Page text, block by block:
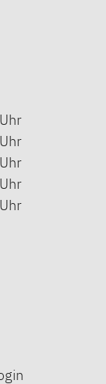
Uhr
Uhr
Uhr
Uhr
Uhr